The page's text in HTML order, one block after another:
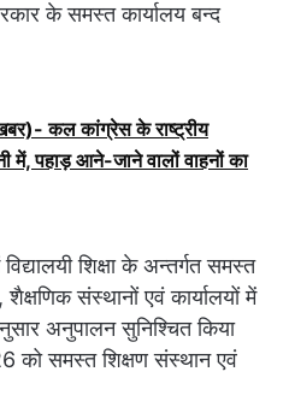
के समस्त कार्यालय बन्द
खबर)- कल कांग्रेस के राष्ट्रीय
में, पहाड़ आने-जाने वालों वाहनों का
शिक्षा के अन्तर्गत समस्त
संस्थानों एवं कार्यालयों में
अनुपालन सुनिश्चित किया
को समस्त शिक्षण संस्थान एवं